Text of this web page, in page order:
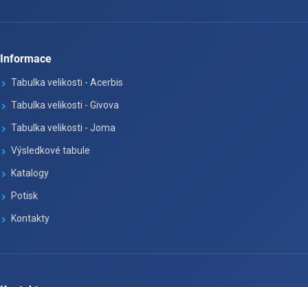
Informace
Tabulka velikosti - Acerbis
Tabulka velikosti - Givova
Tabulka velikosti - Joma
Výsledkové tabule
Katalogy
Potisk
Kontakty